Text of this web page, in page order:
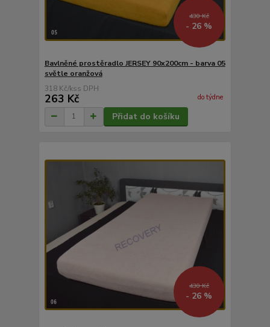
430 Kč
- 26 %
Bavlněné prostěradlo JERSEY 90x200cm - barva 05
světle oranžová
318 Kč/ks
263 Kč do týdne
Přidat do košíku
430 Kč
- 26 %